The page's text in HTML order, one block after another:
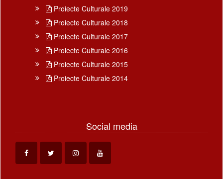
Proiecte Culturale 2019
Proiecte Culturale 2018
Proiecte Culturale 2017
Proiecte Culturale 2016
Proiecte Culturale 2015
Proiecte Culturale 2014
Social media